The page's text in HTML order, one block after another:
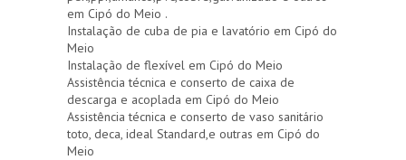
em Cipó do Meio .
Instalação de cuba de pia e lavatório em Cipó do
Meio
Instalação de flexível em Cipó do Meio
Assistência técnica e conserto de caixa de
descarga e acoplada em Cipó do Meio
Assistência técnica e conserto de vaso sanitário
toto, deca, ideal Standard,e outras em Cipó do
Meio